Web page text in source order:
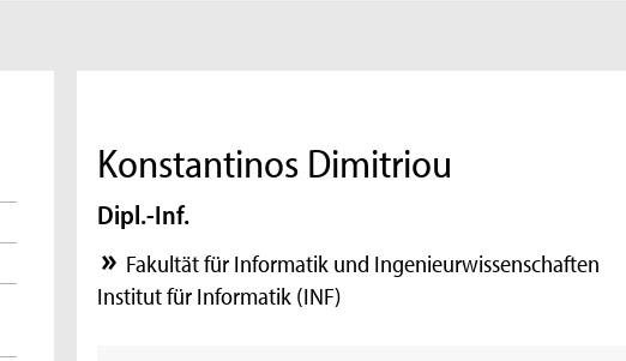
Konstantinos Dimitriou
Dipl.-Inf.
Fakultät für Informatik und Ingenieurwissenschaften
Institut für Informatik (INF)